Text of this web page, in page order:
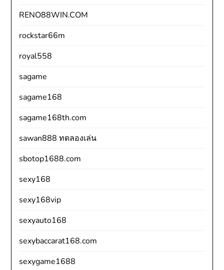
RENO88WIN.COM
rockstar66m
royal558
sagame
sagame168
sagame168th.com
sawan888 ทดลองเล่น
sbotop1688.com
sexy168
sexy168vip
sexyauto168
sexybaccarat168.com
sexygame1688